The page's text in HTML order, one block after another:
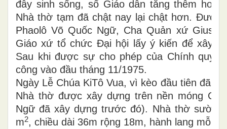
đây sinh sống, số Giáo dân tăng thêm hơn
Nhà thờ tạm đã chật nay lại chật hơn. Được
Phaolô Võ Quốc Ngữ, Cha Quản xứ Giuse
Giáo xứ tổ chức Đại hội lấy ý kiến để xây
Sau khi được sự cho phép của Chính
công vào đầu tháng 11/1975.
Ngày Lễ Chúa KiTô Vua, vì kèo đầu tiên đã
Nhà thờ được xây dựng trên nền móng
Ngữ đã xây dựng trước đó). Nhà thờ sườn
m2, chiều dài 36m rộng 18m, hành lang mỗi